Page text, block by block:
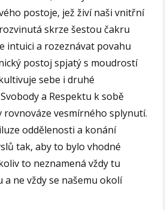
postoje, jež živí naši vnitřní
skrze šestou čakru
intuici a rozeznávat povahu
postoj spjatý s moudrostí
sebe i druhé
a Respektu k sobě
rovnováze vesmírného splynutí.
oddělenosti a konání
tak, aby to bylo vhodné
to neznamená vždy tu
a ne vždy se našemu okolí